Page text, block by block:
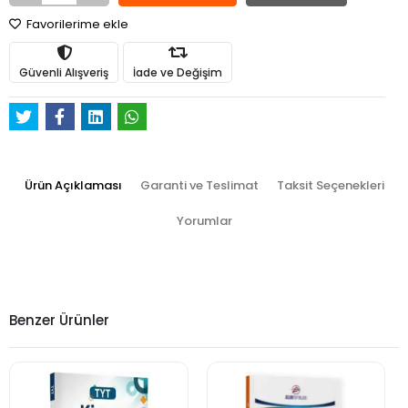
Favorilerime ekle
Güvenli Alışveriş İade ve Değişim
Ürün Açıklaması Garanti ve Teslimat Taksit Seçenekleri
Yorumlar
Benzer Ürünler